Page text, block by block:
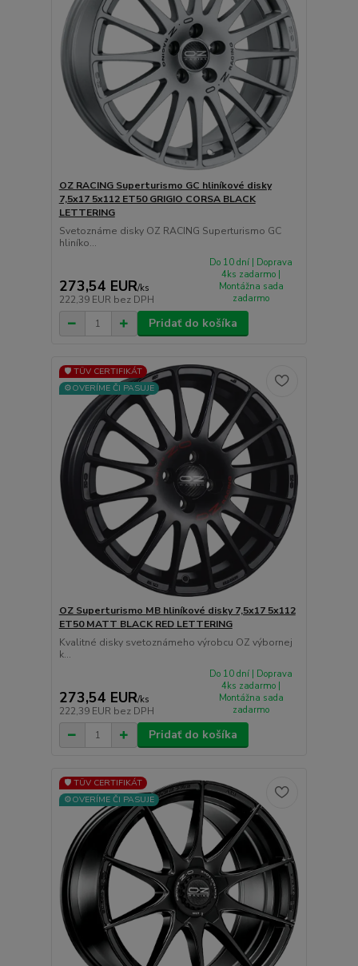
OZ RACING Superturismo GC hliníkové disky
7,5x17 5x112 ET50 GRIGIO CORSA BLACK
LETTERING
Svetoznáme disky OZ RACING Superturismo GC
hliníko...
273,54 EUR/ks
222,39 EUR bez DPH
Do 10 dní | Doprava
4ks zadarmo |
Montážna sada
zadarmo
Pridať do košíka
🛡️ TÜV CERTIFIKÁT
⚙️OVERÍME ČI PASUJE
OZ Superturismo MB hliníkové disky 7,5x17 5x112
ET50 MATT BLACK RED LETTERING
Kvalitné disky svetoznámeho výrobcu OZ výbornej
k...
273,54 EUR/ks
222,39 EUR bez DPH
Do 10 dní | Doprava
4ks zadarmo |
Montážna sada
zadarmo
Pridať do košíka
🛡️ TÜV CERTIFIKÁT
⚙️OVERÍME ČI PASUJE